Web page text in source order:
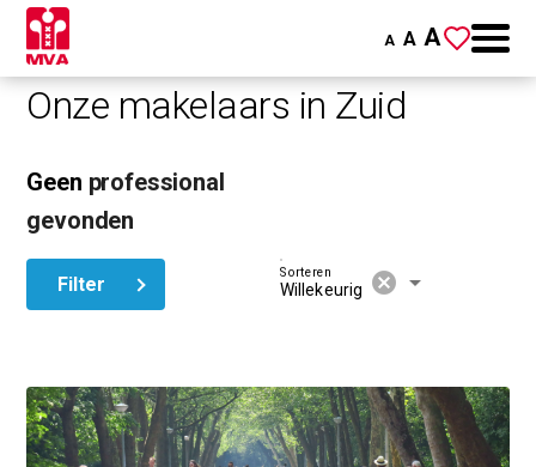
A A A
Onze makelaars in Zuid
Filter
Geen professional
gevonden
Willekeurig
Sorteren cancel arrow_drop_down